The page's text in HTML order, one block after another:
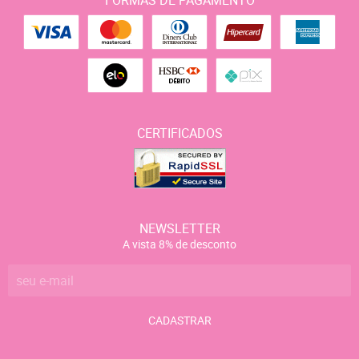
CERTIFICADOS
NEWSLETTER
A vista 8% de desconto
CADASTRAR